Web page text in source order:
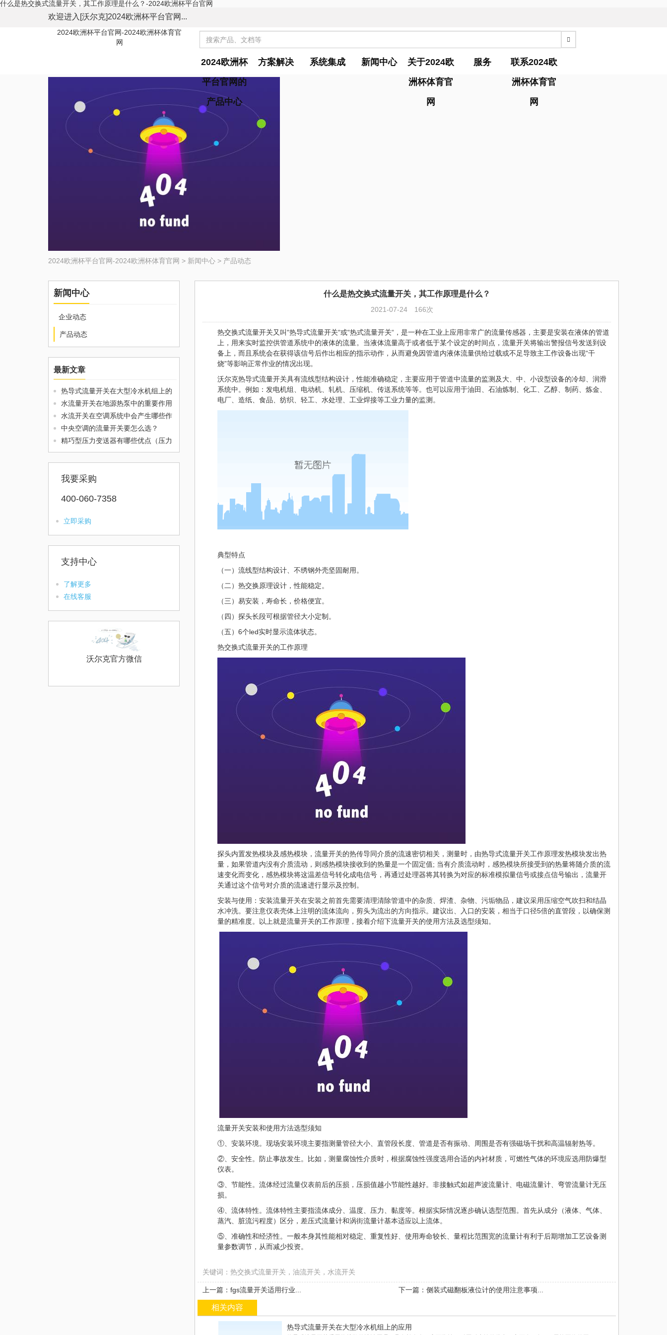
什么是热交换式流量开关，其工作原理是什么？-2024欧洲杯平台官网
欢迎进入[沃尔克]2024欧洲杯平台官网...
2024欧洲杯平台官网-2024欧洲杯体育官
网
2024欧洲杯
平台官网的
产品中心
方案解决 系统集成 新闻中心
关于2024欧
洲杯体育官
网
服务
联系2024欧
洲杯体育官
网
2024欧洲杯平台官网-2024欧洲杯体育官网 > 新闻中心 > 产品动态
新闻中心
企业动态
产品动态
最新文章
热导式流量开关在大型冷水机组上的
水流量开关在地源热泵中的重要作用
水流开关在空调系统中会产生哪些作
中央空调的流量开关要怎么选？
精巧型压力变送器有哪些优点（压力
我要采购
400-060-7358
立即采购
支持中心
了解更多
在线客服
沃尔克官方微信
什么是热交换式流量开关，其工作原理是什么？
2021-07-24 166次
热交换式流量开关又叫“热导式流量开关“或“热式流量开关“，是一种在工业上应用非常广的流量传感器，主要是安装在液体的管道
上，用来实时监控供管道系统中的液体的流量。当液体流量高于或者低于某个设定的时间点，流量开关将输出警报信号发送到设
备上，而且系统会在获得该信号后作出相应的指示动作，从而避免因管道内液体流量供给过载或不足导致主工作设备出现“干
烧”等影响正常作业的情况出现。
沃尔克热导式流量开关具有流线型结构设计，性能准确稳定，主要应用于管道中流量的监测及大、中、小设型设备的冷却、润滑
系统中。例如：发电机组、电动机、轧机、压缩机、传送系统等等。也可以应用于油田、石油炼制、化工、乙醇、制药、炼金、
电厂、造纸、食品、纺织、轻工、水处理、工业焊接等工业力量的监测。
典型特点
（一）流线型结构设计、不绣钢外壳坚固耐用。
（二）热交换原理设计，性能稳定。
（三）易安装，寿命长，价格便宜。
（四）探头长段可根据管径大小定制。
（五）6个led实时显示流体状态。
热交换式流量开关的工作原理
探头内置发热模块及感热模块，流量开关的热传导同介质的流速密切相关，测量时，由热导式流量开关工作原理发热模块发出热
量，如果管道内没有介质流动，则感热模块接收到的热量是一个固定值; 当有介质流动时，感热模块所接受到的热量将随介质的流
速变化而变化，感热模块将这温差信号转化成电信号，再通过处理器将其转换为对应的标准模拟量信号或接点信号输出，流量开
关通过这个信号对介质的流速进行显示及控制。
安装与使用：安装流量开关在安装之前首先需要清理清除管道中的杂质、焊渣、杂物、污垢物品，建议采用压缩空气吹扫和结晶
水冲洗。要注意仪表壳体上注明的流体流向，剪头为流出的方向指示。建议出、入口的安装，相当于口径5倍的直管段，以确保测
量的精准度。以上就是流量开关的工作原理，接着介绍下流量开关的使用方法及选型须知。
流量开关安装和使用方法选型须知
①、安装环境。现场安装环境主要指测量管径大小、直管段长度、管道是否有振动、周围是否有强磁场干扰和高温辐射热等。
②、安全性。防止事故发生。比如，测量腐蚀性介质时，根据腐蚀性强度选用合适的内衬材质，可燃性气体的环境应选用防爆型
仪表。
③、节能性。流体经过流量仪表前后的压损，压损值越小节能性越好。非接触式如超声波流量计、电磁流量计、弯管流量计无压
损。
④、流体特性。流体特性主要指流体成分、温度、压力、黏度等。根据实际情况逐步确认选型范围。首先从成分（液体、气体、
蒸汽、脏流污程度）区分，差压式流量计和涡街流量计基本适应以上流体。
⑤、准确性和经济性。一般本身其性能相对稳定、重复性好、使用寿命较长、量程比范围宽的流量计有利于后期增加工艺设备测
量参数调节，从而减少投资。
关键词：热交换式流量开关，油流开关，水流开关
上一篇：fgs流量开关适用行业... 下一篇：侧装式磁翻板液位计的使用注意事项...
相关内容
热导式流量开关在大型冷水机组上的应用